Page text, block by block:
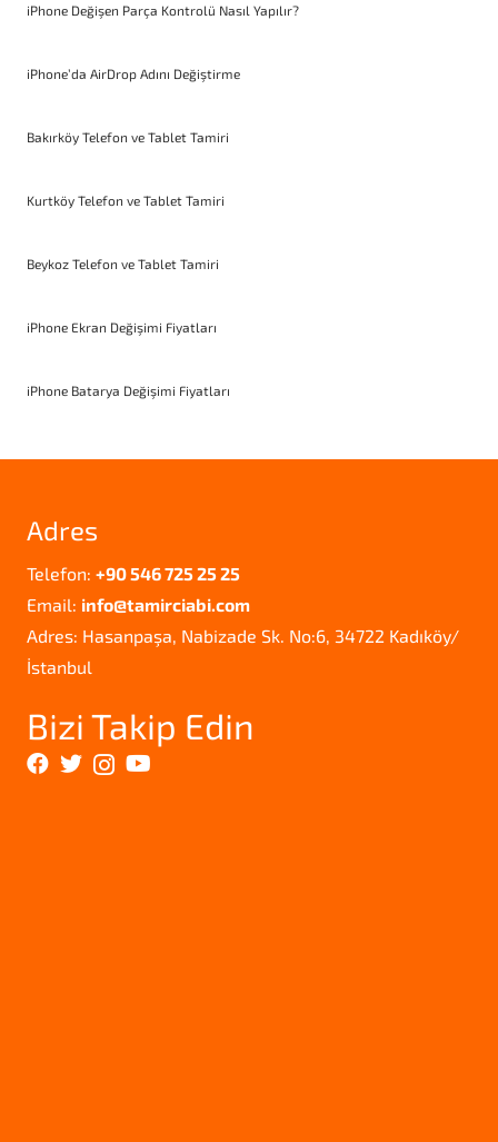
iPhone Değişen Parça Kontrolü Nasıl Yapılır?
iPhone’da AirDrop Adını Değiştirme
Bakırköy Telefon ve Tablet Tamiri
Kurtköy Telefon ve Tablet Tamiri
Beykoz Telefon ve Tablet Tamiri
iPhone Ekran Değişimi Fiyatları
iPhone Batarya Değişimi Fiyatları
Adres
Telefon: +90 546 725 25 25
Email: info@tamirciabi.com
Adres: Hasanpaşa, Nabizade Sk. No:6, 34722 Kadıköy/
İstanbul
Bizi Takip Edin